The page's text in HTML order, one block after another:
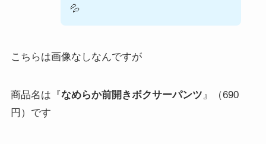
💦
こちらは画像なしなんですが
商品名は『 なめらか前開きボクサーパンツ』（690
円）です